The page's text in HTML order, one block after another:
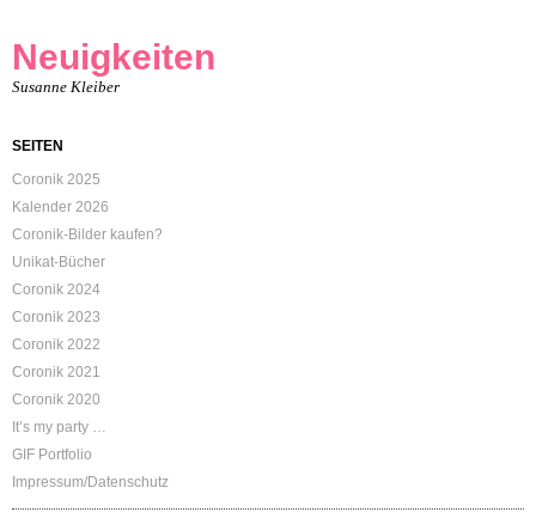
Neuigkeiten
Susanne Kleiber
SEITEN
Coronik 2025
Kalender 2026
Coronik-Bilder kaufen?
Unikat-Bücher
Coronik 2024
Coronik 2023
Coronik 2022
Coronik 2021
Coronik 2020
It’s my party …
GIF Portfolio
Impressum/Datenschutz